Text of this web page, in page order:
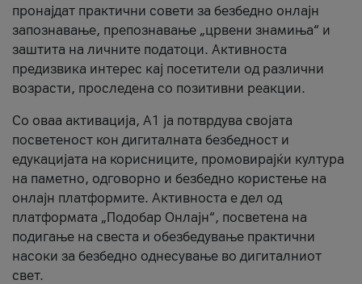
пронајдат практични совети за безбедно онлајн
запознавање, препознавање „црвени знамиња“ и
заштита на личните податоци. Активноста
предизвика интерес кај посетители од различни
возрасти, проследена со позитивни реакции.
Со оваа активација, А1 ја потврдува својата
посветеност кон дигиталната безбедност и
едукацијата на корисниците, промовирајќи култура
на паметно, одговорно и безбедно користење на
онлајн платформите. Активноста е дел од
платформата „Подобар Онлајн“, посветена на
подигање на свеста и обезбедување практични
насоки за безбедно однесување во дигиталниот
свет.